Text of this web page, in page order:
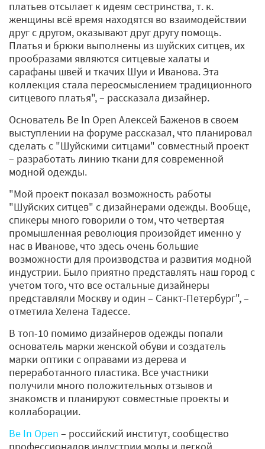
платьев отсылает к идеям сестринства, т. к.
женщины всё время находятся во взаимодействии
друг с другом, оказывают друг другу помощь.
Платья и брюки выполнены из шуйских ситцев, их
прообразами являются ситцевые халаты и
сарафаны швей и ткачих Шуи и Иванова. Эта
коллекция стала переосмыслением традиционного
ситцевого платья", – рассказала дизайнер.
Основатель Be In Open Алексей Баженов в своем
выступлении на форуме рассказал, что планировал
сделать с "Шуйскими ситцами" совместный проект
– разработать линию ткани для современной
модной одежды.
"Мой проект показал возможность работы
"Шуйских ситцев" с дизайнерами одежды. Вообще,
спикеры много говорили о том, что четвертая
промышленная революция произойдет именно у
нас в Иванове, что здесь очень большие
возможности для производства и развития модной
индустрии. Было приятно представлять наш город с
учетом того, что все остальные дизайнеры
представляли Москву и один – Санкт-Петербург", –
отметила Хелена Тадессе.
В топ-10 помимо дизайнеров одежды попали
основатель марки женской обуви и создатель
марки оптики с оправами из дерева и
переработанного пластика. Все участники
получили много положительных отзывов и
знакомств и планируют совместные проекты и
коллаборации.
Be In Open – российский институт, сообщество
профессионалов индустрии моды и легкой